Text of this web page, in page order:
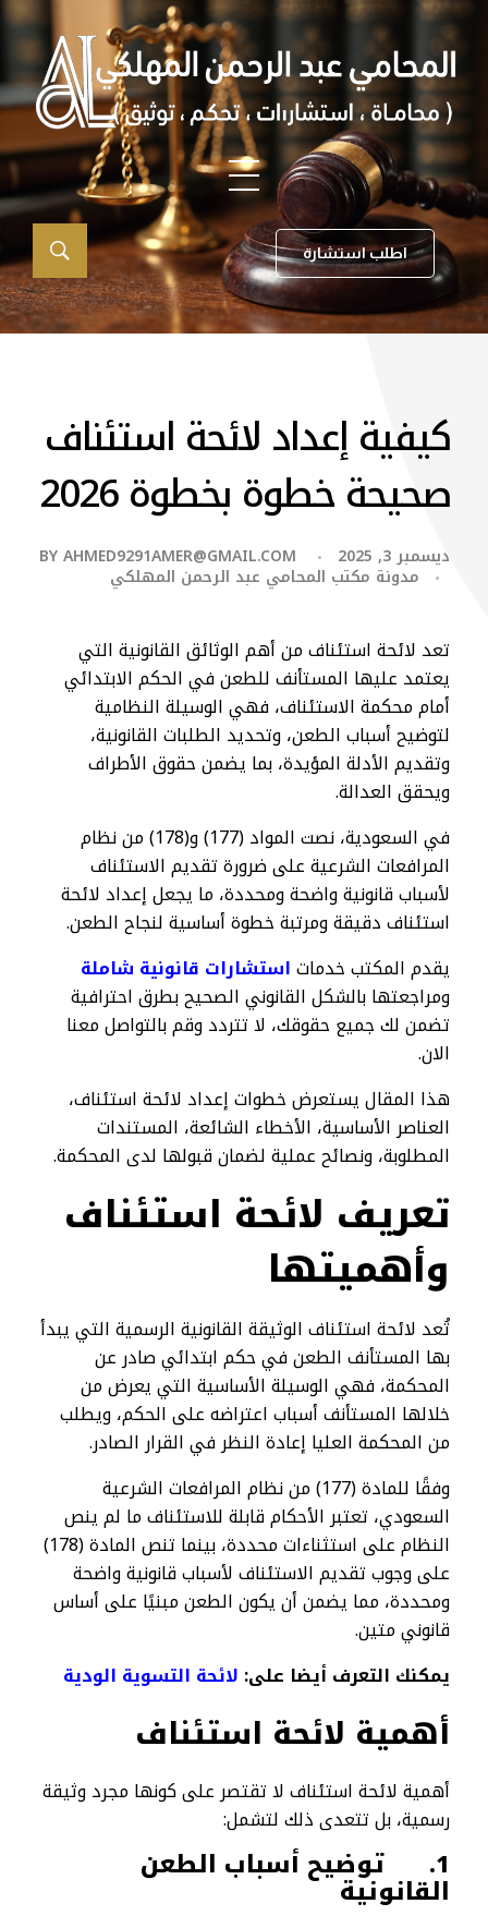
اطلب استشارة
كيفية إعداد لائحة استئناف
صحيحة خطوة بخطوة 2026
ديسمبر 3, 2025 BYAHMED9291AMER@GMAIL.COM
مدونة مكتب المحامي عبد الرحمن المهلكي
تعد لائحة استئناف من أهم الوثائق القانونية التي
يعتمد عليها المستأنف للطعن في الحكم الابتدائي
أمام محكمة الاستئناف، فهي الوسيلة النظامية
لتوضيح أسباب الطعن، وتحديد الطلبات القانونية،
وتقديم الأدلة المؤيدة، بما يضمن حقوق الأطراف
ويحقق العدالة.
في السعودية، نصت المواد (177) و(178) من نظام
المرافعات الشرعية على ضرورة تقديم الاستئناف
لأسباب قانونية واضحة ومحددة، ما يجعل إعداد لائحة
استئناف دقيقة ومرتبة خطوة أساسية لنجاح الطعن.
يقدم المكتب خدماتاستشارات قانونية شاملة
ومراجعتها بالشكل القانوني الصحيح بطرق احترافية
تضمن لك جميع حقوقك، لا تتردد وقم بالتواصل معنا
الان.
هذا المقال يستعرض خطوات إعداد لائحة استئناف،
العناصر الأساسية، الأخطاء الشائعة، المستندات
المطلوبة، ونصائح عملية لضمان قبولها لدى المحكمة.
تعريف لائحة استئناف
وأهميتها
تُعد لائحة استئناف الوثيقة القانونية الرسمية التي يبدأ
بها المستأنف الطعن في حكم ابتدائي صادر عن
المحكمة، فهي الوسيلة الأساسية التي يعرض من
خلالها المستأنف أسباب اعتراضه على الحكم، ويطلب
من المحكمة العليا إعادة النظر في القرار الصادر.
وفقًا للمادة (177) من نظام المرافعات الشرعية
السعودي، تعتبر الأحكام قابلة للاستئناف ما لم ينص
النظام على استثناءات محددة، بينما تنص المادة (178)
على وجوب تقديم الاستئناف لأسباب قانونية واضحة
ومحددة، مما يضمن أن يكون الطعن مبنيًا على أساس
قانوني متين.
يمكنك التعرف أيضا على: لائحة التسوية الودية
أهمية لائحة استئناف
أهمية لائحة استئناف لا تقتصر على كونها مجرد وثيقة
رسمية، بل تتعدى ذلك لتشمل:
1. توضيح أسباب الطعن
القانونية